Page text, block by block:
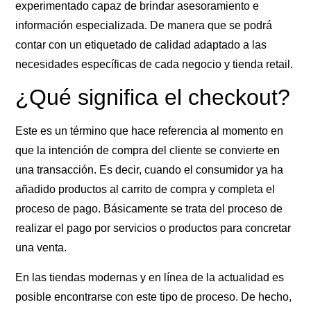
experimentado capaz de brindar asesoramiento e
información especializada. De manera que se podrá
contar con un etiquetado de calidad adaptado a las
necesidades específicas de cada negocio y tienda retail.
¿Qué significa el checkout?
Este es un término que hace referencia al momento en
que la intención de compra del cliente se convierte en
una transacción. Es decir, cuando el consumidor ya ha
añadido productos al carrito de compra y completa el
proceso de pago. Básicamente se trata del proceso de
realizar el pago por servicios o productos para concretar
una venta.
En las tiendas modernas y en línea de la actualidad es
posible encontrarse con este tipo de proceso. De hecho,